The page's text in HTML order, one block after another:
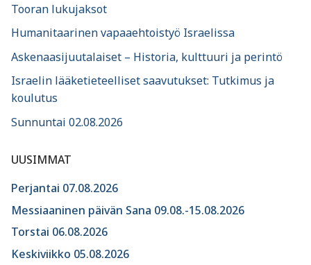
Tooran lukujaksot
Humanitaarinen vapaaehtoistyö Israelissa
Askenaasijuutalaiset – Historia, kulttuuri ja perintö
Israelin lääketieteelliset saavutukset: Tutkimus ja
koulutus
Sunnuntai 02.08.2026
UUSIMMAT
Perjantai 07.08.2026
Messiaaninen päivän Sana 09.08.-15.08.2026
Torstai 06.08.2026
Keskiviikko 05.08.2026